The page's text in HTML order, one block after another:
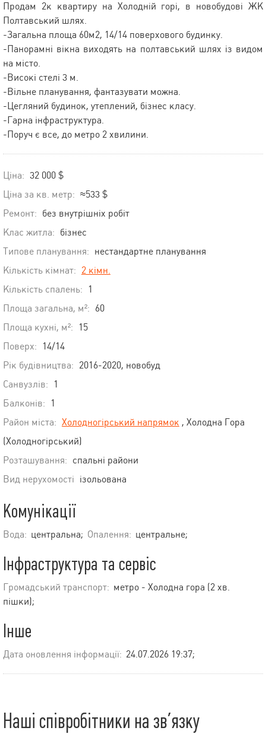
Продам 2к квартиру на Холодній горі, в новобудові ЖК
Полтавський шлях.
-Загальна площа 60м2, 14/14 поверхового будинку.
-Панорамні вікна виходять на полтавський шлях із видом
на місто.
-Високі стелі 3 м.
-Вільне планування, фантазувати можна.
-Цегляний будинок, утеплений, бізнес класу.
-Гарна інфраструктура.
-Поруч є все, до метро 2 хвилини.
Ціна: 32 000 $
Ціна за кв. метр: ≈533 $
Ремонт: без внутрішніх робіт
Клас житла: бізнес
Типове планування: нестандартне планування
Кількість кімнат: 2 кімн.
Кількість спалень:
1
Площа загальна, м²: 60
Площа кухні, м²:
15
Поверх:
14/14
Рік будівництва: 2016-2020, новобуд
Санвузлів:
1
Балконів:
1
Район міста: Холодногірський напрямок , Холодна Гора
(Холодногірський)
Розташування: спальні райони
Вид нерухомості ізольована
Комунікації
Вода: центральна; Опалення: центральне;
Інфраструктура та сервіс
Громадський транспорт: метро - Холодна гора (2 хв.
пішки);
Інше
Дата оновлення інформації: 24.07.2026 19:37;
Наші співробітники на зв’язку